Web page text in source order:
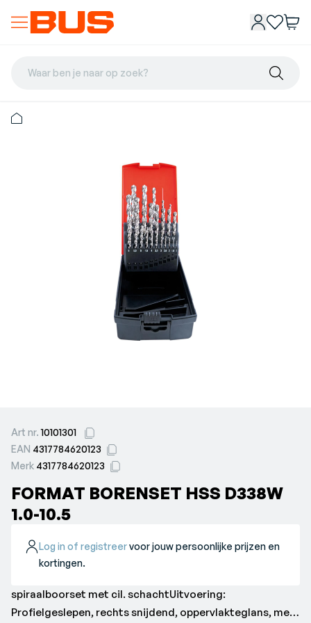
Waar ben je naar op zoek?
Art nr.10101301
EAN 4317784620123
Merk 4317784620123
FORMAT BORENSET HSS D338W
1.0-10.5
Log in of registreervoor jouw persoonlijke prijzen en
kortingen.
spiraalboorset met cil. schachtUitvoering:
Profielgeslepen, rechts snijdend, oppervlakteglans, met